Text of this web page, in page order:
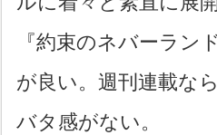
『約束のネバーラン
が良い。週刊連載な
バタ感がない。